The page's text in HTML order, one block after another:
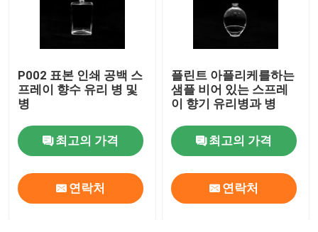
정유 유리병
유리제 음료 병
병을 공급하는 글라스 유아
화장품 포장 상자
P002 표본 인쇄 공백 스
프레이 향수 유리 병 및
병
최고의 가격
연락처
플린트 아플리케를하는
샘플 비어 있는 스프레
이 향기 유리병과 병
최고의 가격
연락처